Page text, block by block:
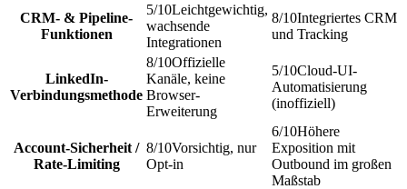
CRM- & Pipeline-
Funktionen
5/10Leichtgewichtig,
wachsende
Integrationen
8/10Integriertes CRM
und Tracking
LinkedIn-
Verbindungsmethode
8/10Offizielle
Kanäle, keine
Browser-
Erweiterung
5/10Cloud-UI-
Automatisierung
(inoffiziell)
Account-Sicherheit /
Rate-Limiting
8/10Vorsichtig, nur
Opt-in
6/10Höhere
Exposition mit
Outbound im großen
Maßstab